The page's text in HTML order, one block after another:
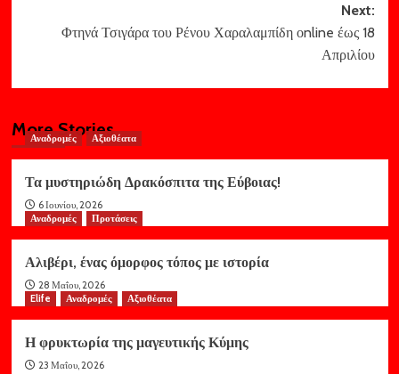
Next:
Φτηνά Τσιγάρα του Ρένου Χαραλαμπίδη οnline έως 18
Απριλίου
More Stories
Αναδρομές Αξιοθέατα
Τα μυστηριώδη Δρακόσπιτα της Εύβοιας!
6 Ιουνίου, 2026
Αναδρομές
Προτάσεις
Αλιβέρι, ένας όμορφος τόπος με ιστορία
28 Μαΐου, 2026
Elife
Αναδρομές Αξιοθέατα
Η φρυκτωρία της μαγευτικής Κύμης
23 Μαΐου, 2026